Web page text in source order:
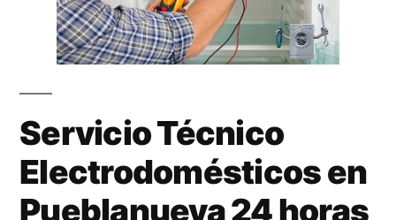
Servicio Técnico
Electrodomésticos en
Pueblanueva 24 horas